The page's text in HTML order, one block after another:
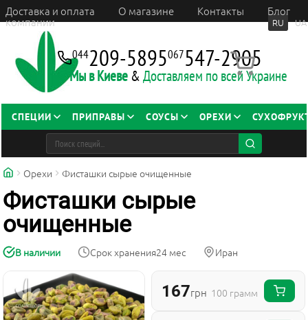
Доставка и оплата О магазине Контакты Блог
компании RU UA
044209-5895067547-2905
Мы в Киеве &Доставляем по всей Украине
СПЕЦИИ ПРИПРАВЫ СОУСЫ ОРЕХИ
Орехи Фисташки сырые очищенные
Фисташки сырые
очищенные
В наличии Срок хранения24 мес Иран
167грн 100 грамм